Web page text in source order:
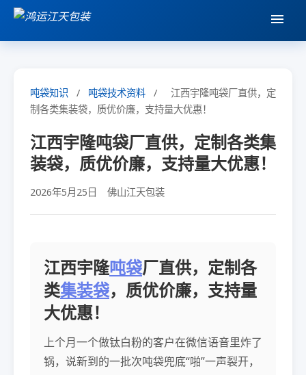
吨袋知识 / 吨袋技术资料 /
江西宇隆吨袋厂直供，定
制各类集装袋，质优价廉，支持量大优惠！
江西宇隆吨袋厂直供，定制各类集
装袋，质优价廉，支持量大优惠！
2026年5月25日 佛山江天包装
江西宇隆吨袋厂直供，定制各
类集装袋，质优价廉，支持量
大优惠！
上个月一个做钛白粉的客户在微信语音里炸了
锅，说新到的一批次吨袋兜底“啪”一声裂开，